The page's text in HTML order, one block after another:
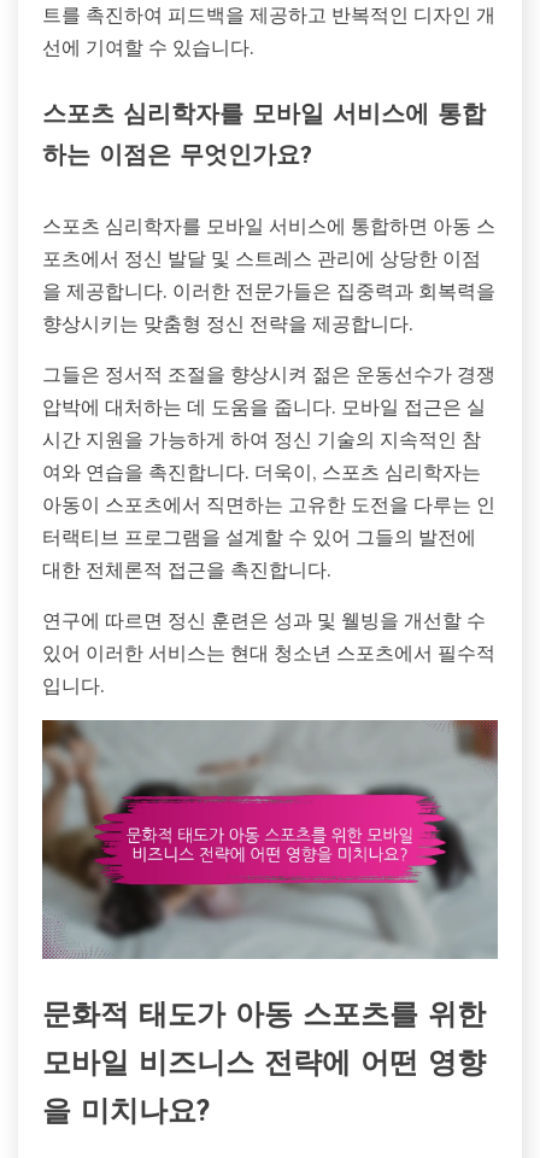
트를 촉진하여 피드백을 제공하고 반복적인 디자인 개
선에 기여할 수 있습니다.
스포츠 심리학자를 모바일 서비스에 통합
하는 이점은 무엇인가요?
스포츠 심리학자를 모바일 서비스에 통합하면 아동 스
포츠에서 정신 발달 및 스트레스 관리에 상당한 이점
을 제공합니다. 이러한 전문가들은 집중력과 회복력을
향상시키는 맞춤형 정신 전략을 제공합니다.
그들은 정서적 조절을 향상시켜 젊은 운동선수가 경쟁
압박에 대처하는 데 도움을 줍니다. 모바일 접근은 실
시간 지원을 가능하게 하여 정신 기술의 지속적인 참
여와 연습을 촉진합니다. 더욱이, 스포츠 심리학자는
아동이 스포츠에서 직면하는 고유한 도전을 다루는 인
터랙티브 프로그램을 설계할 수 있어 그들의 발전에
대한 전체론적 접근을 촉진합니다.
연구에 따르면 정신 훈련은 성과 및 웰빙을 개선할 수
있어 이러한 서비스는 현대 청소년 스포츠에서 필수적
입니다.
문화적 태도가 아동 스포츠를 위한
모바일 비즈니스 전략에 어떤 영향
을 미치나요?